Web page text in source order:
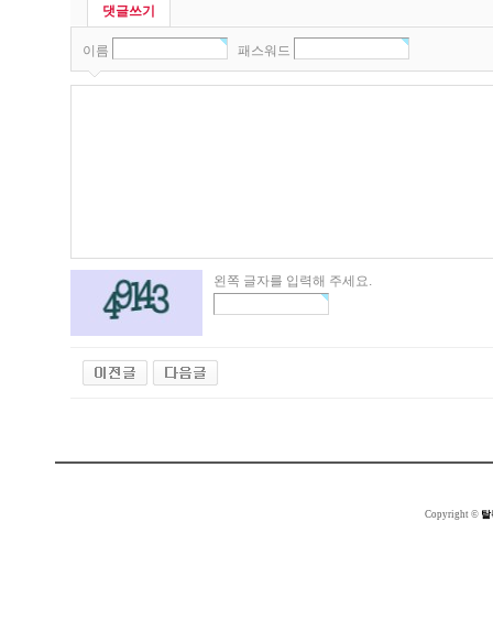
댓글쓰기
이름 패스워드
왼쪽 글자를 입력해 주세요.
Copyright ©